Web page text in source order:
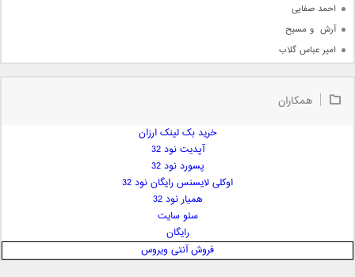
احمد صفایی
آرش  و مسیح
امیر عباس گلاب
امیر علی
ایمان غلامی
همکاران
خرید بک لینک ارزان
آپدیت نود 32
پسورد نود 32
اوکلی لایسنس رایگان نود 32
همیار نود 32
سئو سایت
رایگان
فروش آنتی ویروس